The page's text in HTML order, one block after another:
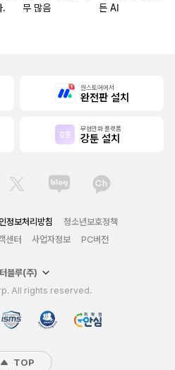
.
무 많음
든 AI
원스토어에서
완전판 설치
무협만화 플랫폼
강툰 설치
정보처리방침
청소년보호정책
센터 사업자정보 PC버전
블루(주)
All rights reserved.
TOP